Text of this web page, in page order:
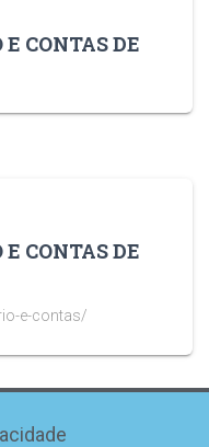
CONTAS DE
CONTAS DE
e-contas/